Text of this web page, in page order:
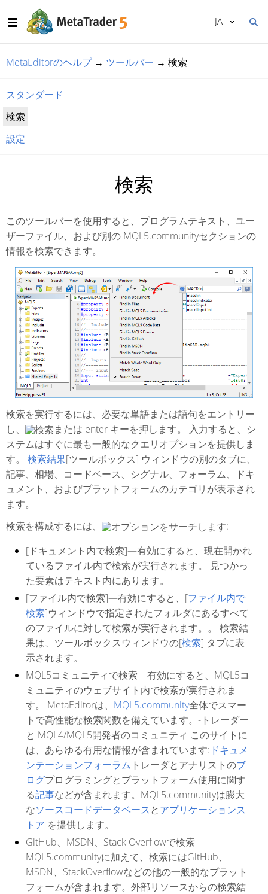
JA
MetaEditorのヘルプ→ ツールバー → 検索
スタンダード
検索
設定
検索
このツールバーを使用すると、プログラムテキスト、ユー
ザーファイル、および別の MQL5.communityセクションの
情報を検索できます。
検索を実行するには、必要な単語または語句をエントリー
し、
または enter キーを押します。 入力すると、シ
ステムはすぐに最も一般的なクエリオプションを提供しま
す。 検索結果[ツールボックス] ウィンドウの別のタブに、
記事、相場、コードベース、シグナル、フォーラム、ドキ
ュメント、およびプラットフォームのカテゴリが表示され
ます。
検索を構成するには、
:
[ ドキュメント内で検索]—有効にすると、現在開かれ
ているファイル内で検索が実行されます。 見つかっ
た要素はテキスト内にあります。
[ファイル内で検索]—有効にすると、[ファイル内で
検索]ウィンドウで指定されたフォルダにあるすべて
のファイルに対して検索が実行されます。。 検索結
果は、ツールボックスウィンドウの[検索] タブに表
示されます。
MQL5コミュニティで検索—有効にすると、MQL5コ
ミュニティのウェブサイト内で検索が実行されま
す。 MetaEditorは、 MQL5.community全体でスマー
トで高性能な検索関数を備えています。-トレーダー
と MQL4/MQL5開発者のコミュニティ このサイトに
は、あらゆる有用な情報が含まれています: ドキュメ
ンテーションフォーラム トレーダとアナリストのブ
ログプログラミングとプラットフォーム使用に関す
る記事などが含まれます。MQL5.communityは膨大
なソースコードデータベースとアプリケーションス
トア を提供します。
GitHub、MSDN、Stack Overflowで検索 —
MQL5.communityに加えて、検索にはGitHub、
MSDN、StackOverflowなどの他の一般的なプラット
フォームが含まれます。外部リソースからの検索結